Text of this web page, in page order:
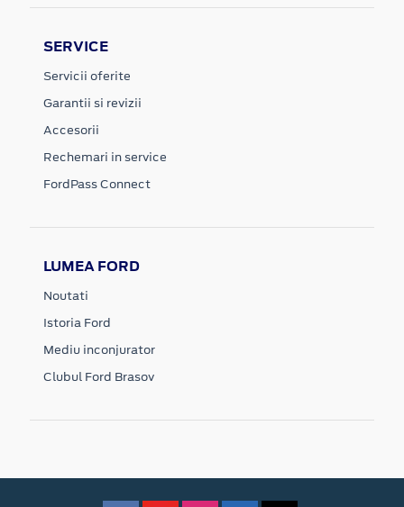
SERVICE
Servicii oferite
Garantii si revizii
Accesorii
Rechemari in service
FordPass Connect
LUMEA FORD
Noutati
Istoria Ford
Mediu inconjurator
Clubul Ford Brasov